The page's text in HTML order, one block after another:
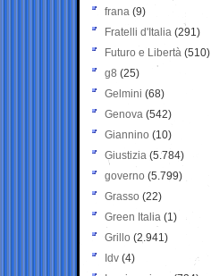
frana (9)
Fratelli d'Italia (291)
Futuro e Libertà (510)
g8 (25)
Gelmini (68)
Genova (542)
Giannino (10)
Giustizia (5.784)
governo (5.799)
Grasso (22)
Green Italia (1)
Grillo (2.941)
Idv (4)